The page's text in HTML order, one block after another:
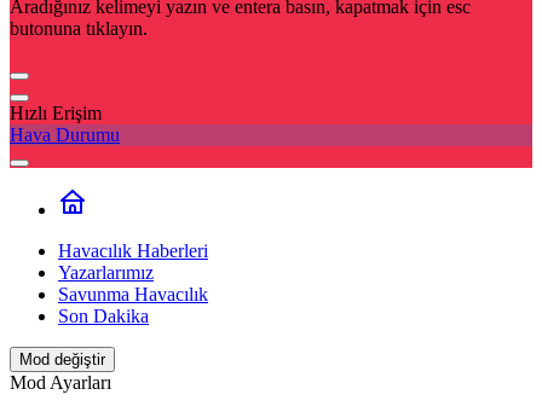
Aradığınız kelimeyi yazın ve entera basın, kapatmak için esc
butonuna tıklayın.
Hızlı Erişim
Hava Durumu
Havacılık Haberleri
Yazarlarımız
Savunma Havacılık
Son Dakika
Mod değiştir
Mod Ayarları